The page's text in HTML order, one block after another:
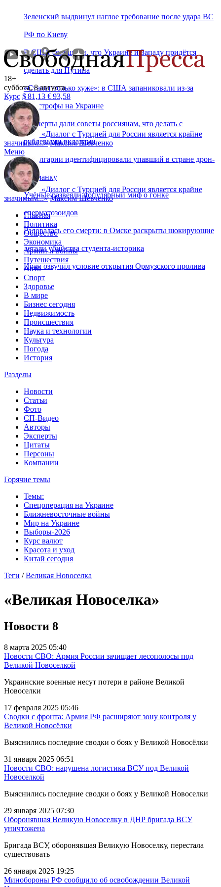
Зеленский выдвинул наглое требование после удара ВС
РФ по Киеву
В США сообщили, что Украине и Западу придётся
сделать для Путина
«Станет только хуже»: в США запаниковали из-за
катастрофы на Украине
Эксперты дали советы россиянам, что делать с
рублевыми вкладами
В Болгарии идентифицировали упавший в стране дрон-
приманку
Учёные развеяли популярный миф о гонке
сперматозоидов
Радовалась его смерти: в Омске раскрыты шокирующие
детали убийства студента‑историка
Иран озвучил условие открытия Ормузского пролива
18+
суббота, 8 августа
Курс $81,13 €93,58
«Диалог с Турцией для России является крайне
значимым...» Максим Шевченко
Меню
«Диалог с Турцией для России является крайне
значимым...» Максим Шевченко
Главная
Политика
Общество
Экономика
Армии и войны
Путешествия
Авто
Спорт
Здоровье
В мире
Бизнес сегодня
Недвижимость
Происшествия
Наука и технологии
Культура
Погода
История
Разделы
Новости
Статьи
Фото
СП-Видео
Авторы
Эксперты
Цитаты
Персоны
Компании
Горячие темы
Темы:
Спецоперация на Украине
Ближневосточные войны
Мир на Украине
Выборы-2026
Курс валют
Красота и уход
Китай сегодня
Теги /Великая Новоселка
«Великая Новоселка»
Новости 8
8 марта 2025 05:40
Новости СВО: Армия России зачищает лесополосы под
Великой Новоселкой
Украинские военные несут потери в районе Великой
Новоселки
17 февраля 2025 05:46
Сводки с фронта: Армия РФ расширяют зону контроля у
Великой Новосёлки
Выяснились последние сводки о боях у Великой Новосёлки
31 января 2025 06:51
Новости СВО: нарушена логистика ВСУ под Великой
Новоселкой
Выяснились последние сводки о боях у Великой Новоселки
29 января 2025 07:30
Оборонявшая Великую Новоселку в ДНР бригада ВСУ
уничтожена
Бригада ВСУ, оборонявшая Великую Новоселку, перестала
существовать
26 января 2025 19:25
Минобороны РФ сообщило об освобождении Великой